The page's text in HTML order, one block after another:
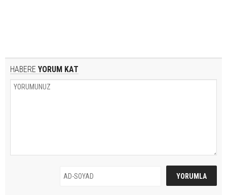
HABERE YORUM KAT